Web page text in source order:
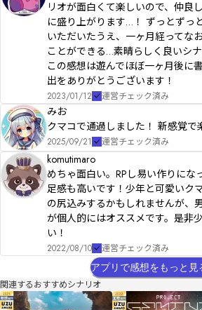
リオが面白くて楽しいので、仲良
に盛り上がります…！ ずっとずっ
いただいたうえ、一ヶ月経ってな
ことができる…素晴らしく良いシ
この感想は遊んでほぼ一ヶ月後に
出をありがとうございます！
2023/01/12 運営チェック済み
みお
クマコで通過しました！ 新感覚で
2025/09/21 運営チェック済み
komutimaro
めちゃ面白い。RPし易い作りにな
足感も高いです！少年と可愛いク
の尻込みするかもしれませんが、
が個人的にはオススメです。是非
い！
2022/08/10 運営チェック済み
アプリで感想をもっと見
関連するおすすめシナリオ